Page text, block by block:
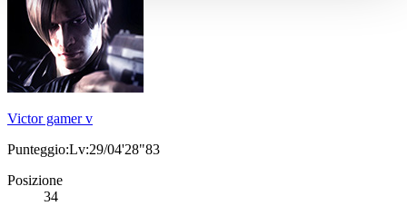
Victor gamer v
Punteggio:Lv:29/04'28"83
Posizione
34